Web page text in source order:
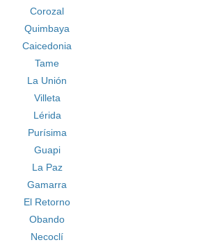
Corozal
Quimbaya
Caicedonia
Tame
La Unión
Villeta
Lérida
Purísima
Guapi
La Paz
Gamarra
El Retorno
Obando
Necoclí